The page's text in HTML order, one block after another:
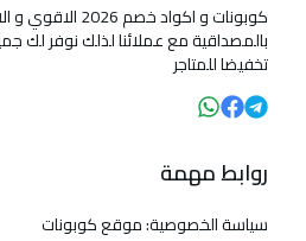
كوبونات و اكواد
بالمصداقية مع عملائنا لذلك نوفر لك
تخفيضا للمتاجر
روابط مهمة
سياسة الخصوصية: موقع كوبونات